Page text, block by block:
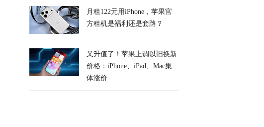
月租122元用iPhone，苹果官
方租机是福利还是套路？
又升值了！苹果上调以旧换新
价格：iPhone、iPad、Mac集
体涨价